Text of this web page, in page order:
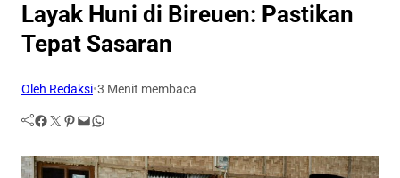
Layak Huni di Bireuen: Pastikan
Tepat Sasaran
Oleh Redaksi•3 Menit membaca
Facebook Twitter Pinterest Mail WhatsApp